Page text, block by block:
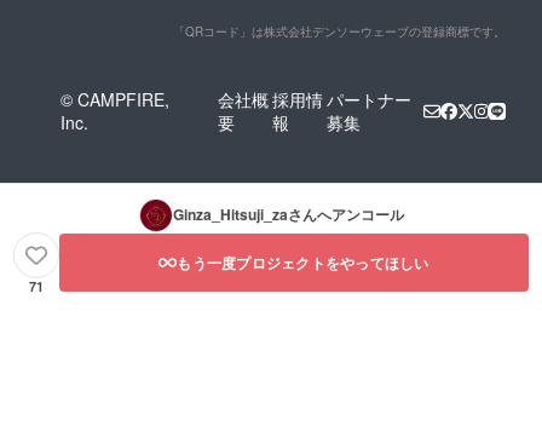
「QRコード」は株式会社デンソーウェーブの登録商標です。
© CAMPFIRE,
Inc.
会社概
要
採用情
報
パートナー
募集
Ginza_Hitsuji_zaさんへアンコール
71
もう一度プロジェクトをやってほしい